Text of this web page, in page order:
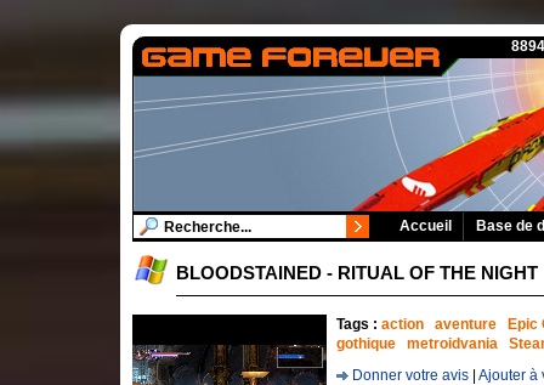
Accueil Base de
BLOODSTAINED - RITUAL OF THE NIGHT
Tags : action aventure
Epic
gothique
metroidvania
Donner votre avis Ajouter à